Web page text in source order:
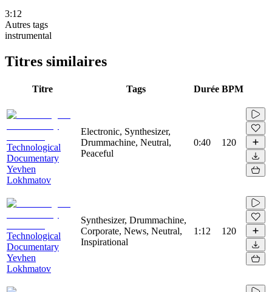
3:12
Autres tags
instrumental
Titres similaires
Titre Tags Durée BPM
Technological
Documentary
Yevhen
Lokhmatov
Electronic, Synthesizer,
Drummachine, Neutral,
Peaceful
0:40 120
Technological
Documentary
Yevhen
Lokhmatov
Synthesizer, Drummachine,
Corporate, News, Neutral,
Inspirational
1:12 120